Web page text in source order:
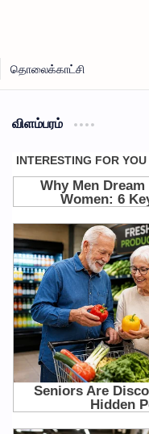
விளம்பரம்